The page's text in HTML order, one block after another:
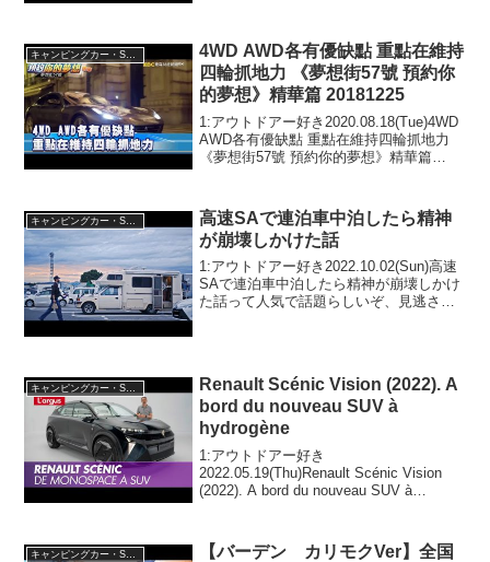
4WD AWD各有優缺點 重點在維持
四輪抓地力 《夢想街57號 預約你
的夢想》精華篇 20181225
1:アウトドアー好き2020.08.18(Tue)4WD
AWD各有優缺點 重點在維持四輪抓地力
《夢想街57號 預約你的夢想》精華篇
2020.08.18(Tue...
キャンピングカー・SUV人気車種
高速SAで連泊車中泊したら精神
が崩壊しかけた話
1:アウトドアー好き2022.10.02(Sun)高速
SAで連泊車中泊したら精神が崩壊しかけ
た話って人気で話題らしいぞ、見逃さな
Renault Scénic Vision (2022). A
bord du nouveau SUV à
hydrogène
1:アウトドアー好き
2022.05.19(Thu)Renault Scénic Vision
(2022). A bord du nouveau SUV à
【バーデン カリモクVer】全国